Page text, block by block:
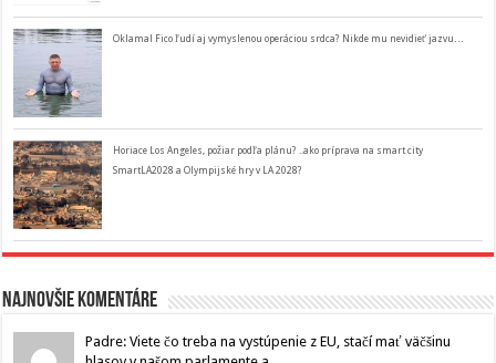
Oklamal Fico ľudí aj vymyslenou operáciou srdca? Nikde mu nevidieť jazvu…
Horiace Los Angeles, požiar podľa plánu? ..ako príprava na smart city
SmartLA2028 a Olympijské hry v LA 2028?
Najnovšie komentáre
Padre: Viete čo treba na vystúpenie z EU, stačí mať väčšinu